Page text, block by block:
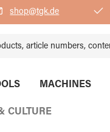
shop@tgk.de
MACHINES
CULTURE